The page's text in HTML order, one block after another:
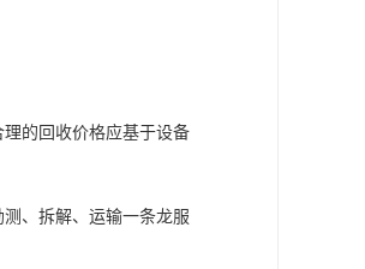
的回收价格应基于设备
、拆解、运输一条龙服